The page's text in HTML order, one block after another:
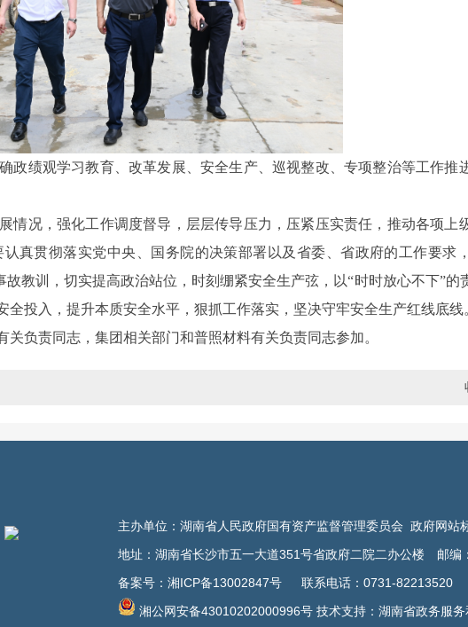
政绩观学习教育、改革发展、安全生产、巡视整改、专项整治等工作推
情况，强化工作调度督导，层层传导压力，压紧压实责任，推动各项上
真贯彻落实党中央、国务院的决策部署以及省委、省政府的工作要求
故教训，切实提高政治站位，时刻绷紧安全生产弦，以“时时放心不下”的
投入，提升本质安全水平，狠抓工作落实，坚决守牢安全生产红线底线
负责同志，集团相关部门和普照材料有关负责同志参加。
主办单位：湖南省人民政府国有资产监督管理委员会 政府网站
地址：湖南省长沙市五一大道351号省政府二院二办公楼 邮编
备案号：湘ICP备13002847号 联系电话：0731-82213520
湘公网安备43010202000996号 技术支持：湖南省政务服